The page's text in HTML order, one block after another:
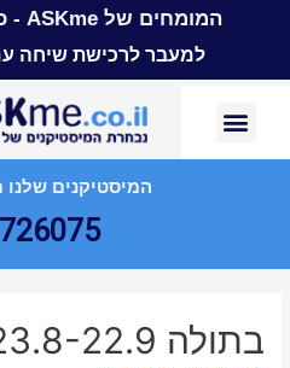
המומחים של ASKme - כאן, במיוחד בשבילך
למעבר לרכישת שיחה
המיסטיקנים
בתולה 23.8-22.9